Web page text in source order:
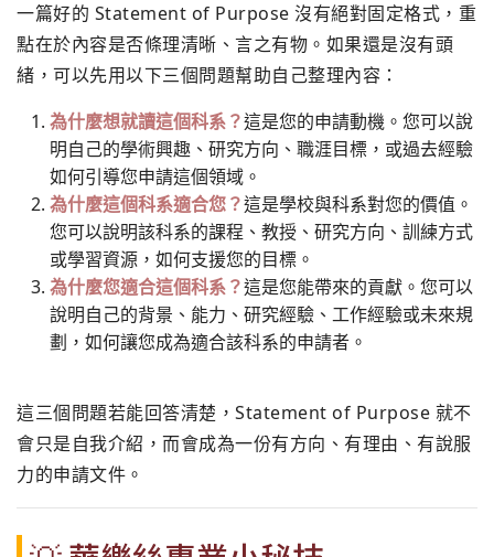
一篇好的 Statement of Purpose 沒有絕對固定格式，重
點在於內容是否條理清晰、言之有物。如果還是沒有頭
緒，可以先用以下三個問題幫助自己整理內容：
為什麼想就讀這個科系？這是您的申請動機。您可以說
明自己的學術興趣、研究方向、職涯目標，或過去經驗
如何引導您申請這個領域。
為什麼這個科系適合您？這是學校與科系對您的價值。
您可以說明該科系的課程、教授、研究方向、訓練方式
或學習資源，如何支援您的目標。
為什麼您適合這個科系？這是您能帶來的貢獻。您可以
說明自己的背景、能力、研究經驗、工作經驗或未來規
劃，如何讓您成為適合該科系的申請者。
這三個問題若能回答清楚，Statement of Purpose 就不
會只是自我介紹，而會成為一份有方向、有理由、有說服
力的申請文件。